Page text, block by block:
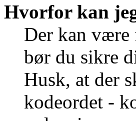
Hvorfor kan
Der kan være
bør du sikre
Husk, at der
kodeordet -